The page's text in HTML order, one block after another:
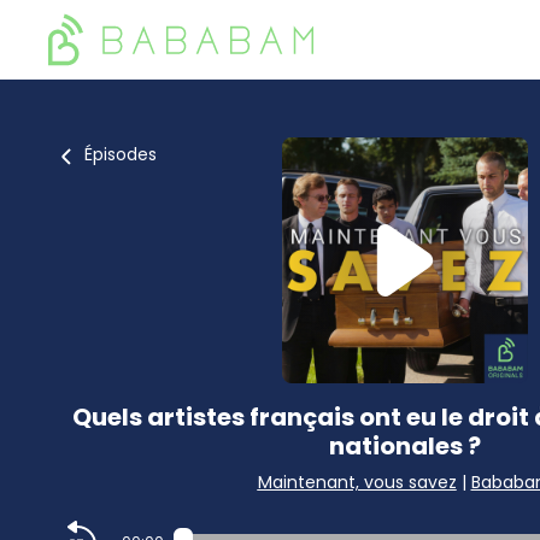
Épisodes
Quels artistes français ont eu le droit
nationales ?
Maintenant, vous savez |